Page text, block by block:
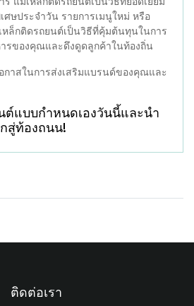
ษประจำวัน รายการเมนูใหม่ หรือ
ล็กติดรถยนต์เป็นวิธีที่คุ้มต้นทุนในการ
ารของคุณและดึงดูดลูกค้าในท้องถิ่น
กาสในการส่งเสริมแบรนด์ของคุณและ
ต์แบบกำหนดเองวันนี้และนำ
สู่ท้องถนน!
ติดต่อเรา